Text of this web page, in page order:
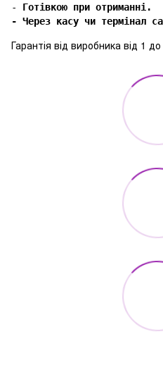
-
Готівкою при отриманні.
- Через касу чи термінал
Гарантія від виробника від 1 до